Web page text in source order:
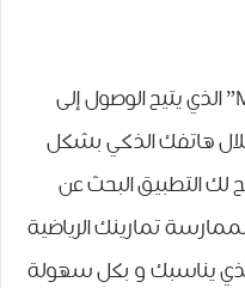
أحد هذه التطبيقات هو “Mindbody” الذي يتيح ﺍﻟﻮﺻﻮﻝ ﺇﻟﻰ
ﺧﻼﻝ ﻫﺎﺗﻔﻚ الذكي ﺑﺸﻜﻞ
التطبيق البحث عن
تمارينك الرياضية
يناسبك و بكل سهولة